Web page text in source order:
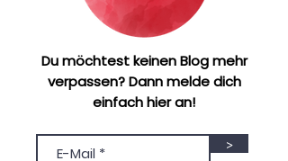
Du möchtest keinen Blog mehr
verpassen? Dann melde dich
einfach hier an!
>